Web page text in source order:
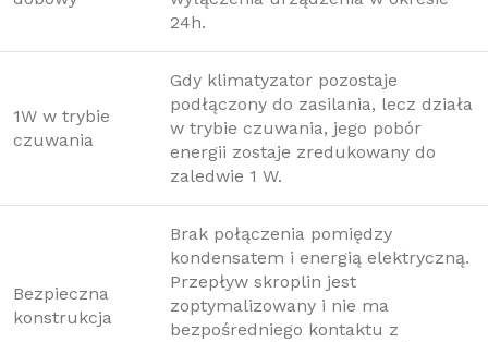
24h.
1W w trybie
czuwania
Gdy klimatyzator pozostaje
podłączony do zasilania, lecz działa
w trybie czuwania, jego pobór
energii zostaje zredukowany do
zaledwie 1 W.
Bezpieczna
konstrukcja
Brak połączenia pomiędzy
kondensatem i energią elektryczną.
Przepływ skroplin jest
zoptymalizowany i nie ma
bezpośredniego kontaktu z